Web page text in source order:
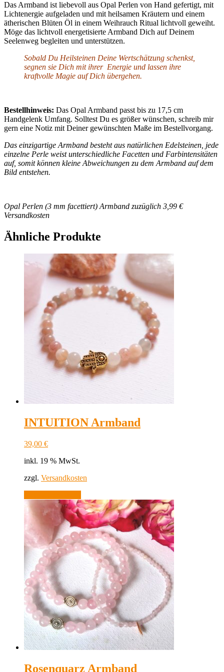
Das Armband ist liebevoll aus Opal Perlen von Hand gefertigt, mit
Lichtenergie aufgeladen und mit heilsamen Kräutern und einem
ätherischen Blüten Öl in einem Weihrauch Ritual lichtvoll geweiht.
Möge das lichtvoll energetisierte Armband Dich auf Deinem
Seelenweg begleiten und unterstützen.
Sobald Du Heilsteinen Deine Wertschätzung schenkst,
segnen sie Dich mit ihrer Energie und lassen ihre
kraftvolle Magie auf Dich übergehen.
Bestellhinweis: Das Opal Armband passt bis zu 17,5 cm
Handgelenk Umfang. Solltest Du es größer wünschen, schreib mir
gern eine Notiz mit Deiner gewünschten Maße im Bestellvorgang.
Das einzigartige Armband besteht aus natürlichen Edelsteinen, jede
einzelne Perle weist unterschiedliche Facetten und Farbintensitäten
auf, somit können kleine Abweichungen zu dem Armband auf dem
Bild entstehen.
Opal Perlen (3 mm facettiert) Armband zuzüglich 3,99 €
Versandkosten
Ähnliche Produkte
INTUITION Armband
39,00 €
inkl. 19 % MwSt.
zzgl. Versandkosten
Rosenquarz Armband